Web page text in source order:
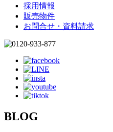
採用情報
販売物件
お問合せ・資料請求
BLOG